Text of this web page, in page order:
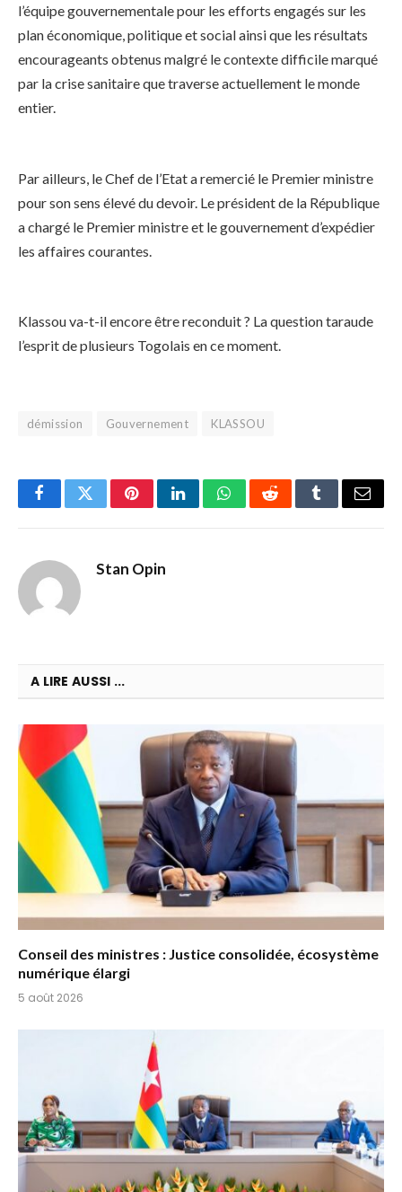
l’équipe gouvernementale pour les efforts engagés sur les
plan économique, politique et social ainsi que les résultats
encourageants obtenus malgré le contexte difficile marqué
par la crise sanitaire que traverse actuellement le monde
entier.
Par ailleurs, le Chef de l’Etat a remercié le Premier ministre
pour son sens élevé du devoir. Le président de la République
a chargé le Premier ministre et le gouvernement d’expédier
les affaires courantes.
Klassou va-t-il encore être reconduit ? La question taraude
l’esprit de plusieurs Togolais en ce moment.
démission Gouvernement KLASSOU
FacebookTwitterPinterestLinkedInWhatsAppRedditTumblrEmail
Stan Opin
A LIRE AUSSI ...
Conseil des ministres : Justice consolidée, écosystème
numérique élargi
5 août 2026